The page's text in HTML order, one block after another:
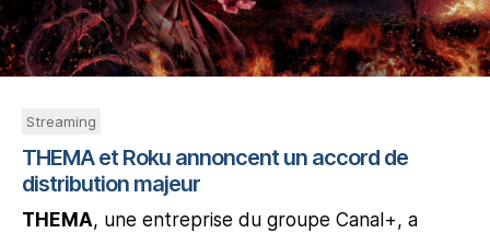
Streaming
THEMA et Roku annoncent un accord de
distribution majeur
THEMA, une entreprise du groupe Canal+, a